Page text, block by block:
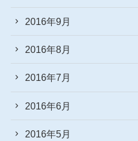
2016年9月
2016年8月
2016年7月
2016年6月
2016年5月